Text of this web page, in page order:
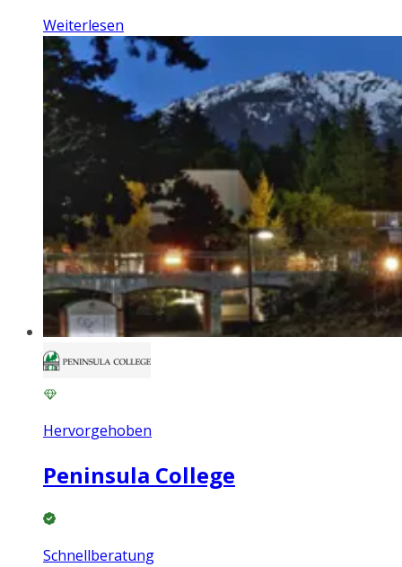
Weiterlesen
Hervorgehoben
Peninsula College
Schnellberatung